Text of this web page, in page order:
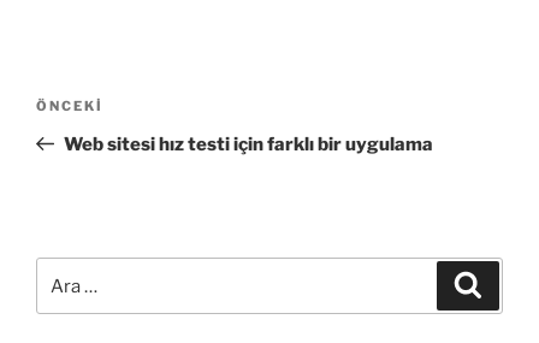
Yazı
Önceki
Yazı
ÖNCEKI
Web sitesi hız testi için farklı bir uygulama